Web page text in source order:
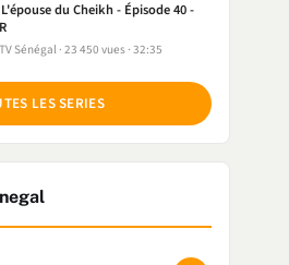
du Cheikh - Épisode 40 -
Sénégal 23 450 vues 32:35
LES SERIES